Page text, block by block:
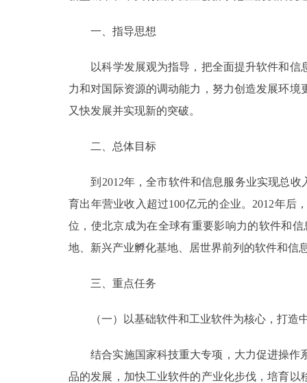
走进北京
多语种
ENGLISH
ITALIANO
一、指导思想
以科学发展观为指导，把全面提升软件和信
力和对国际资源的调动能力，努力创造发展环
又快发展并实现新的突破。
二、总体目标
到2012年，全市软件和信息服务业实现总收
育出年营业收入超过100亿元的企业。2012年
位，使北京成为在全球有重要影响力的软件和
地、新兴产业孵化基地、居世界前列的软件和信
三、重点任务
（一）以基础软件和工业软件为核心，打造
结合实施国家科技重大专项，大力促进操作
品的发展，加快工业软件的产业化步伐，培育